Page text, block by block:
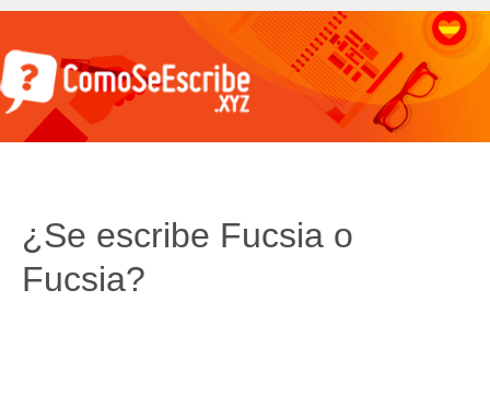
¿Se escribe Fucsia o
Fucsia?